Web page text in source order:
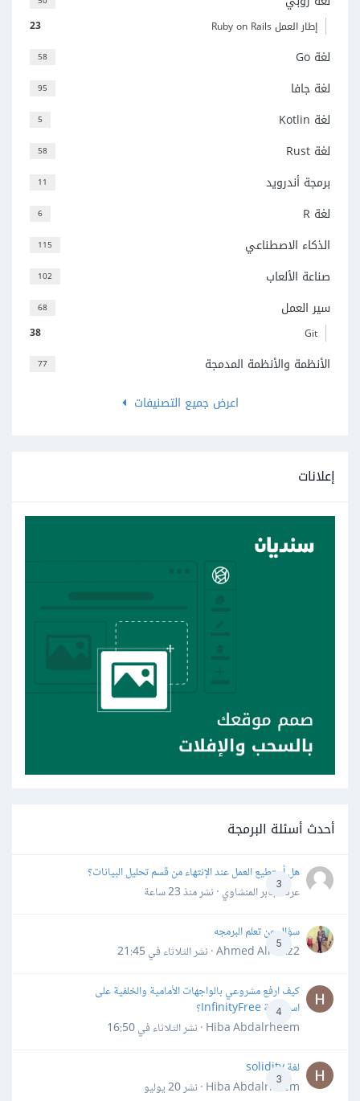
23 إطار العمل Ruby on Rails
58 لغة Go
95 لغة جافا
5 لغة Kotlin
58 لغة Rust
11 برمجة أندرويد
6 لغة R
115 الذكاء الاصطناعي
102 صناعة الألعاب
68 سير العمل
38 Git
77
الأنظمة والأنظمة المدمجة
اعرض جميع التصنيفات
إعلانات
أحدث أسئلة البرمجة
3
هل أستطيع العمل عند الإنتهاء من قسم تحليل البيانات؟
عرفه جابر المنشاوي · نشرمنذ 23 ساعة
5
سؤال عن تعلم البرمجه
Ahmed Alhafiz2 · نشر
الثلاثاء في 21:45
4
كيف ارفع مشروعي بالواجهات الأمامية والخلفية على
استضافة InfinityFree؟
Hiba Abdalrheem · نشر
الثلاثاء في 16:50
3
لغة solidity
Hiba Abdalrheem · نشر
20 يوليو